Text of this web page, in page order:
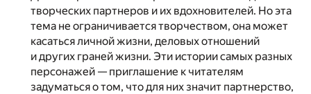
творческих партнеров и их вдохновителей. Но эта
тема не ограничивается творчеством, она может
касаться личной жизни, деловых отношений
и других граней жизни. Эти истории самых разных
персонажей — приглашение к читателям
задуматься о том, что для них значит партнерство,